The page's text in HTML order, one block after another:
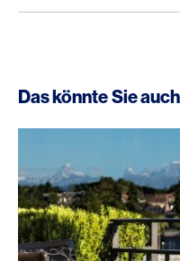
Das könnte Sie